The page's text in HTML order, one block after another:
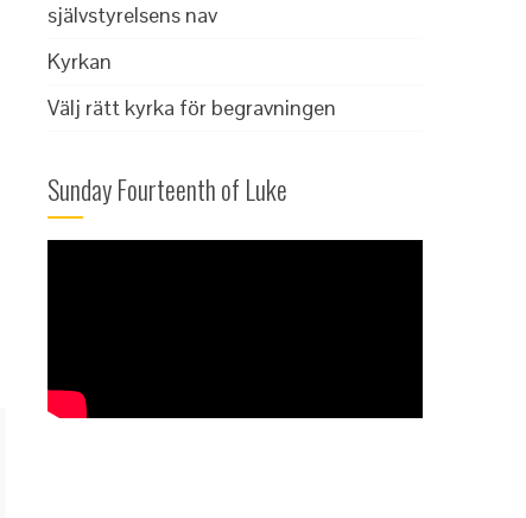
självstyrelsens nav
Kyrkan
Välj rätt kyrka för begravningen
Sunday Fourteenth of Luke